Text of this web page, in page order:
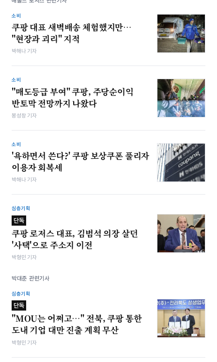
소비
쿠팡 대표 새벽배송 체험했지만…
"현장과 괴리" 지적
박해나 기자
소비
"매도등급 부여" 쿠팡, 주당순이익
반토막 전망까지 나왔다
봉성창 기자
소비
'욕하면서 쓴다?' 쿠팡 보상쿠폰 풀리자
이용자 회복세
박해나 기자
심층기획
단독
쿠팡 로저스 대표, 김범석 의장 살던
'사택'으로 주소지 이전
박형민 기자
박대준 관련기사
심층기획
단독
"MOU는 어쩌고…" 전북, 쿠팡 통한
도내 기업 대만 진출 계획 무산
박형민 기자